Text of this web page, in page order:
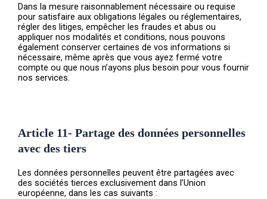
Dans la mesure raisonnablement nécessaire ou requise
pour satisfaire aux obligations légales ou réglementaires,
régler des litiges, empêcher les fraudes et abus ou
appliquer nos modalités et conditions, nous pouvons
également conserver certaines de vos informations si
nécessaire, même après que vous ayez fermé votre
compte ou que nous n’ayons plus besoin pour vous fournir
nos services.
Article 11- Partage des données personnelles
avec des tiers
Les données personnelles peuvent être partagées avec
des sociétés tierces exclusivement dans l’Union
européenne, dans les cas suivants :